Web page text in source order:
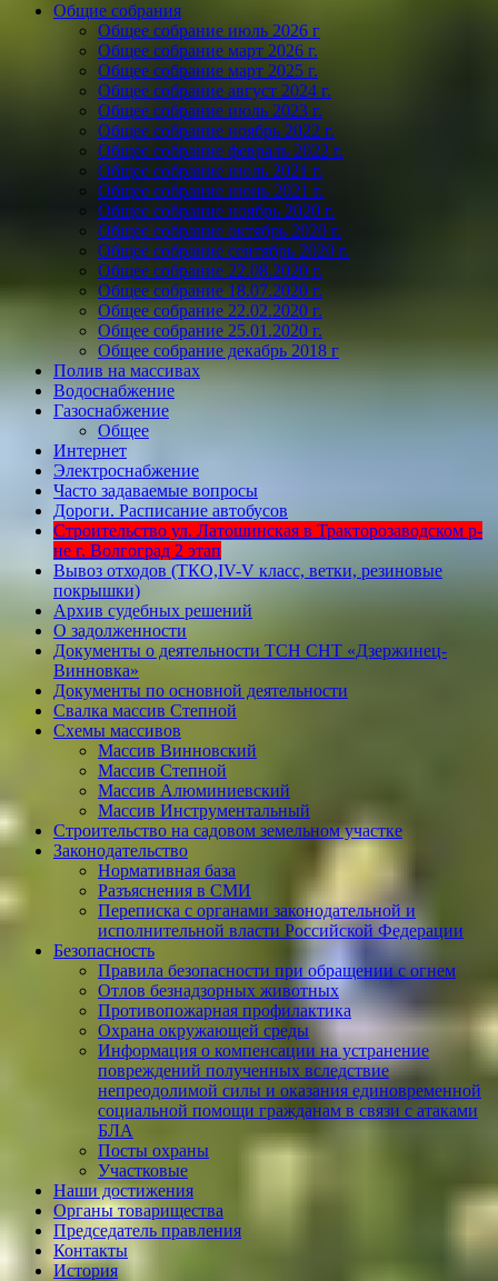
Общие собрания
Общее собрание июль 2026 г
Общее собрание март 2026 г.
Общее собрание март 2025 г.
Общее собрание август 2024 г.
Общее собрание июль 2023 г.
Общее собрание ноябрь 2022 г.
Общее собрание февраль 2022 г.
Общее собрание июль 2021 г.
Общее собрание июнь 2021 г.
Общее собрание ноябрь 2020 г.
Общее собрание октябрь 2020 г.
Общее собрание сентябрь 2020 г.
Общее собрание 22.08.2020 г.
Общее собрание 18.07.2020 г.
Общее собрание 22.02.2020 г.
Общее собрание 25.01.2020 г.
Общее собрание декабрь 2018 г
Полив на массивах
Водоснабжение
Газоснабжение
Общее
Интернет
Электроснабжение
Часто задаваемые вопросы
Дороги. Расписание автобусов
Строительство ул. Латошинская в Тракторозаводском р-
не г. Волгоград 2 этап
Вывоз отходов (ТКО,IV-V класс, ветки, резиновые
покрышки)
Архив судебных решений
О задолженности
Документы о деятельности ТСН СНТ «Дзержинец-
Винновка»
Документы по основной деятельности
Свалка массив Степной
Схемы массивов
Массив Винновский
Массив Степной
Массив Алюминиевcкий
Массив Инструментальный
Строительство на садовом земельном участке
Законодательство
Нормативная база
Разъяснения в СМИ
Переписка с органами законодательной и
исполнительной власти Российской Федерации
Безопасность
Правила безопасности при обращении с огнем
Отлов безнадзорных животных
Противопожарная профилактика
Охрана окружающей среды
Информация о компенсации на устранение
повреждений полученных вследствие
непреодолимой силы и оказания единовременной
социальной помощи гражданам в связи с атаками
БЛА
Посты охраны
Участковые
Наши достижения
Органы товарищества
Председатель правления
Контакты
История